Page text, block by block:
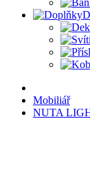
Mobiliář
NUTA